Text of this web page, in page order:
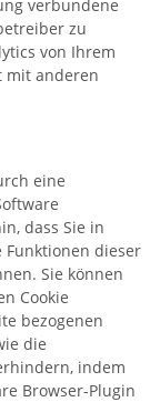
verbundene
zu
von Ihrem
mit anderen
eine
dass Sie in
Funktionen dieser
Sie können
Cookie
bezogenen
die
indem
Browser-Plugin